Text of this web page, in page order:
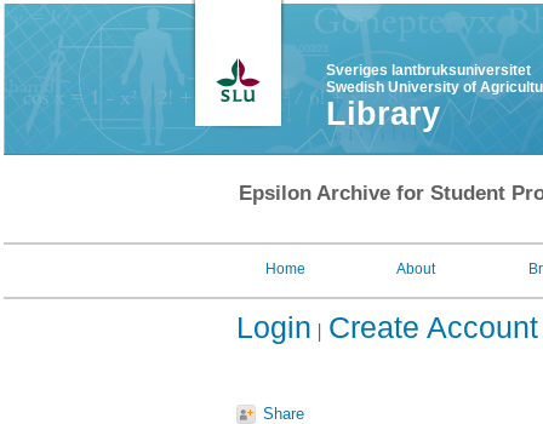
Sveriges lantbruksuniversitet
Swedish University of
Library
Epsilon Archive for Student
Home About
Login Create Account
Share